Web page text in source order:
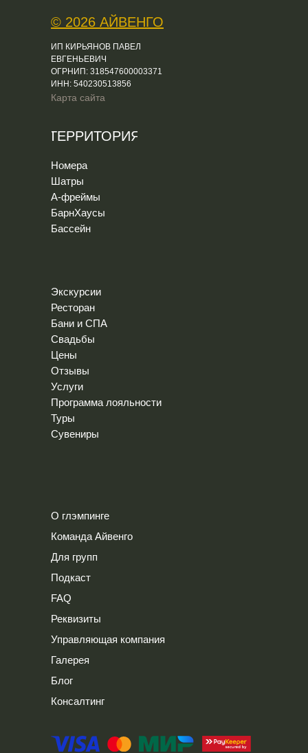
© 2026 АЙВЕНГО
ТЕРРИТОРИЯ
Карта сайта
Номера
Шатры
А-фреймы
БарнХаусы
Бассейн
О глэмпинге
Команда Айвенго
Для групп
Подкаст
FAQ
Реквизиты
Управляющая компания
Галерея
Блог
Консалтинг
Экскурсии
Ресторан
Бани и СПА
Свадьбы
Цены
Отзывы
Услуги
Программа лояльности
Туры
Сувениры
ИП КИРЬЯНОВ ПАВЕЛ
ЕВГЕНЬЕВИЧ
ОГРНИП: 318547600003371
ИНН: 540230513856